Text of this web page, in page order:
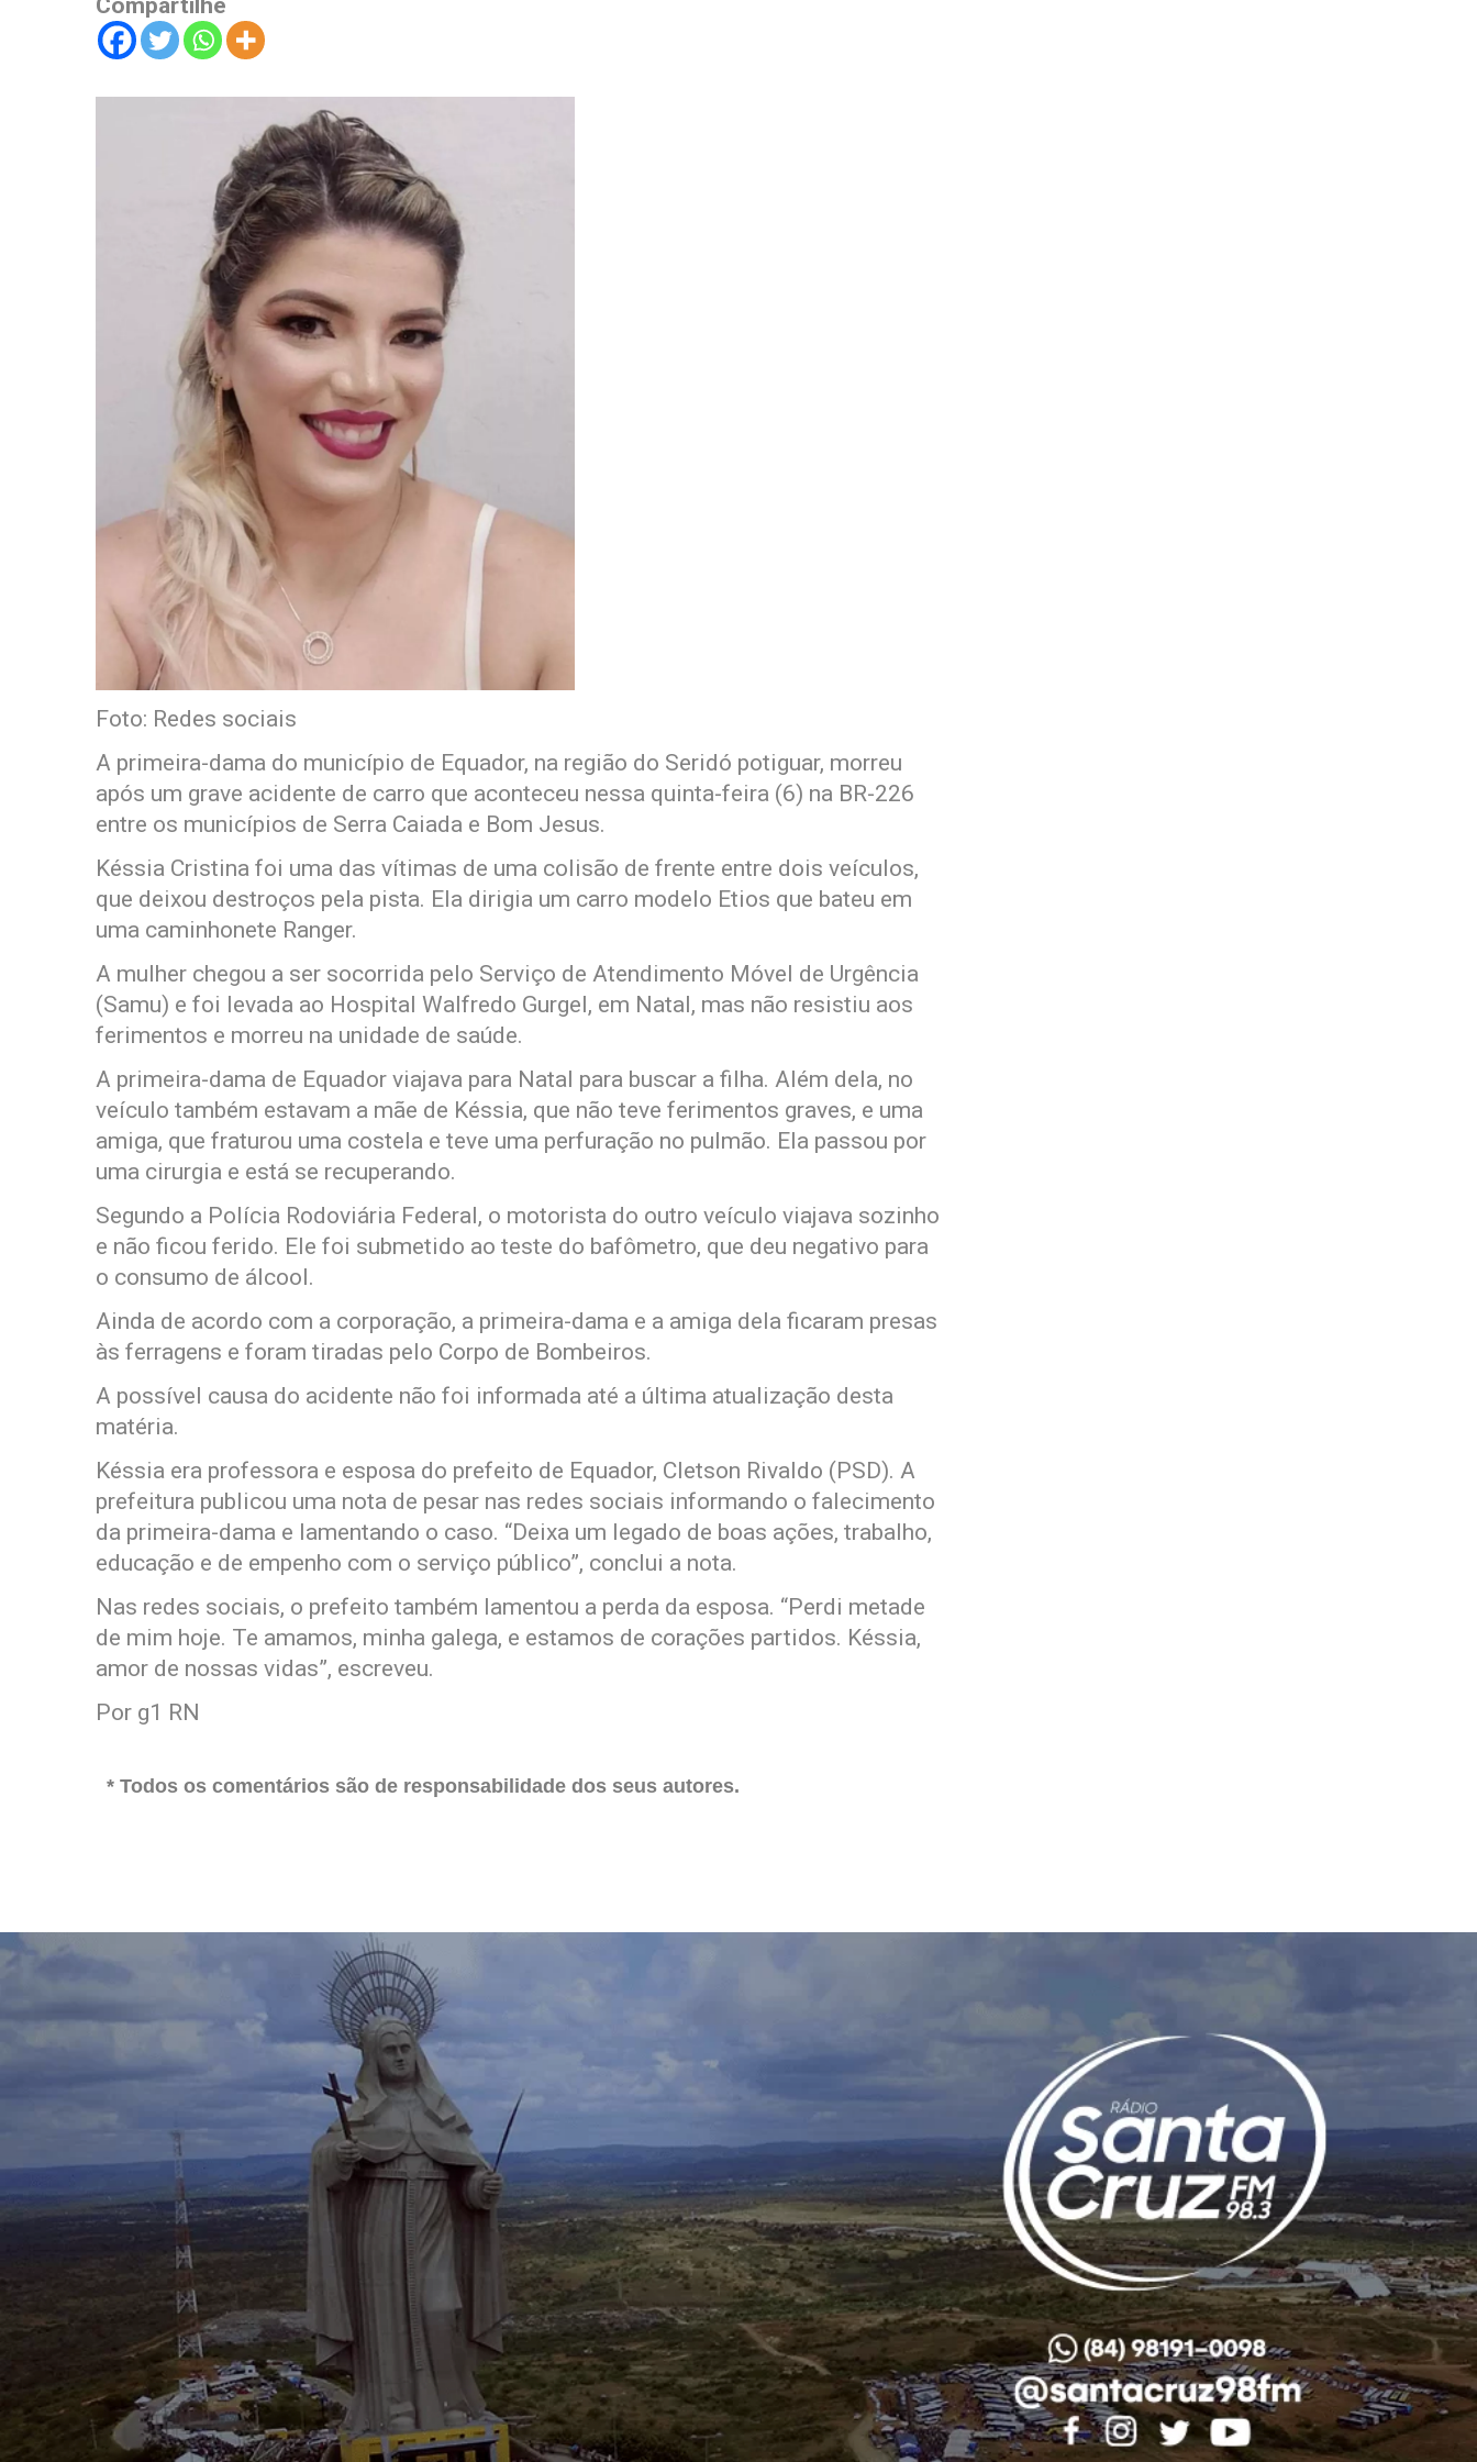
Compartilhe
Foto: Redes sociais
A primeira-dama do município de Equador, na região do Seridó potiguar, morreu
após um grave acidente de carro que aconteceu nessa quinta-feira (6) na BR-226
entre os municípios de Serra Caiada e Bom Jesus.
Késsia Cristina foi uma das vítimas de uma colisão de frente entre dois veículos,
que deixou destroços pela pista. Ela dirigia um carro modelo Etios que bateu em
uma caminhonete Ranger.
A mulher chegou a ser socorrida pelo Serviço de Atendimento Móvel de Urgência
(Samu) e foi levada ao Hospital Walfredo Gurgel, em Natal, mas não resistiu aos
ferimentos e morreu na unidade de saúde.
A primeira-dama de Equador viajava para Natal para buscar a filha. Além dela, no
veículo também estavam a mãe de Késsia, que não teve ferimentos graves, e uma
amiga, que fraturou uma costela e teve uma perfuração no pulmão. Ela passou por
uma cirurgia e está se recuperando.
Segundo a Polícia Rodoviária Federal, o motorista do outro veículo viajava sozinho
e não ficou ferido. Ele foi submetido ao teste do bafômetro, que deu negativo para
o consumo de álcool.
Ainda de acordo com a corporação, a primeira-dama e a amiga dela ficaram presas
às ferragens e foram tiradas pelo Corpo de Bombeiros.
A possível causa do acidente não foi informada até a última atualização desta
matéria.
Késsia era professora e esposa do prefeito de Equador, Cletson Rivaldo (PSD). A
prefeitura publicou uma nota de pesar nas redes sociais informando o falecimento
da primeira-dama e lamentando o caso. “Deixa um legado de boas ações, trabalho,
educação e de empenho com o serviço público”, conclui a nota.
Nas redes sociais, o prefeito também lamentou a perda da esposa. “Perdi metade
de mim hoje. Te amamos, minha galega, e estamos de corações partidos. Késsia,
amor de nossas vidas”, escreveu.
Por g1 RN
* Todos os comentários são de responsabilidade dos seus autores.